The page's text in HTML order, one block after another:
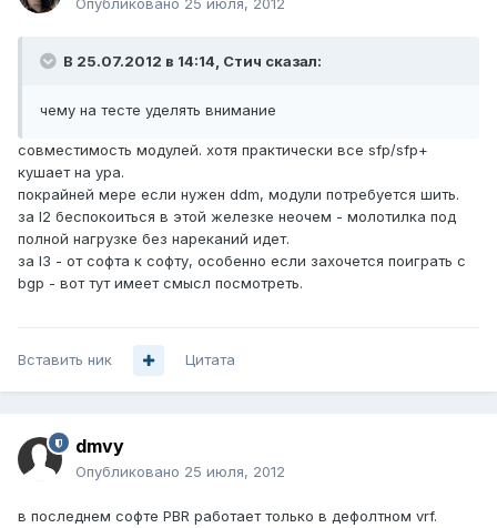
Опубликовано 25 июля, 2012
В 25.07.2012 в 14:14, Стич сказал:
чему на тесте уделять внимание
совместимость модулей. хотя практически все sfp/sfp+
кушает на ура.
покрайней мере если нужен ddm, модули потребуется шить.
за l2 беспокоиться в этой железке неочем - молотилка под
полной нагрузке без нареканий идет.
за l3 - от софта к софту, особенно если захочется поиграть с
bgp - вот тут имеет смысл посмотреть.
Вставить ник Цитата
dmvy
Опубликовано 25 июля, 2012
в последнем софте PBR работает только в дефолтном vrf.